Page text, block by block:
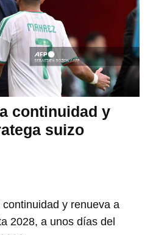
continuidad y
suizo
y renueva a
2028, a unos días del